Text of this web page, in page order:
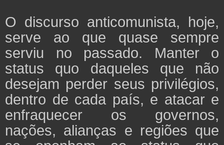
O discurso anticomunista, hoje,
serve ao que quase sempre
serviu no passado. Manter o
status quo daqueles que não
desejam perder seus privilégios,
dentro de cada país, e atacar e
enfraquecer os governos,
nações, alianças e regiões que